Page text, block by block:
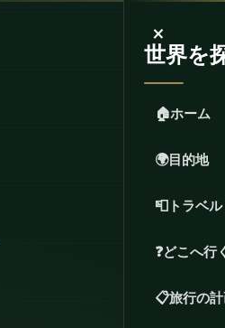
×
世界を
🏠ホーム
🌍目的地
📮 トラベ
❓どこへ行
📋旅行の